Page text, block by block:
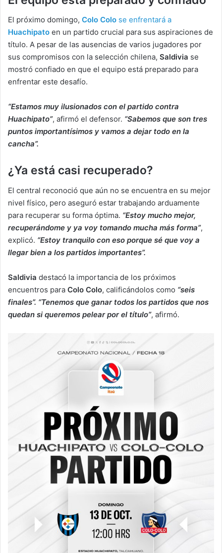
El próximo domingo, Colo Colo se enfrentará a
Huachipato en un partido crucial para sus aspiraciones de
título. A pesar de las ausencias de varios jugadores por
sus compromisos con la selección chilena, Saldivia se
mostró confiado en que el equipo está preparado para
enfrentar este desafío.
“Estamos muy ilusionados con el partido contra
Huachipato”, afirmó el defensor. “Sabemos que son tres
puntos importantísimos y vamos a dejar todo en la
cancha”.
¿Ya está casi recuperado?
El central reconoció que aún no se encuentra en su mejor
nivel físico, pero aseguró estar trabajando arduamente
para recuperar su forma óptima. “Estoy mucho mejor,
recuperándome y ya voy tomando mucha más forma”,
explicó. “Estoy tranquilo con eso porque sé que voy a
llegar bien a los partidos importantes”.
Saldivia destacó la importancia de los próximos
encuentros para Colo Colo, calificándolos como “seis
finales”. “Tenemos que ganar todos los partidos que nos
quedan si queremos pelear por el título”, afirmó.